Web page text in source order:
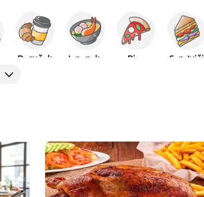
Doručak Japanska Pica Sendviči